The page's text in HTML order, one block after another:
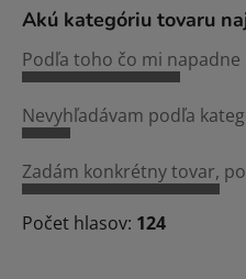
Akú kategóriu tovaru
Podľa toho čo mi napadne
Nevyhľadávam podľa
Zadám konkrétny tovar,
Počet hlasov: 124